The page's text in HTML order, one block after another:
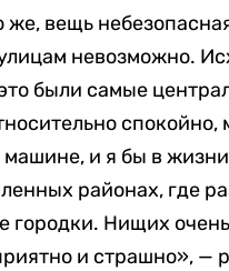
вещь
невозможно.
были самые
спокойно,
и я бы в
районах, где
Нищих
и страшно», —